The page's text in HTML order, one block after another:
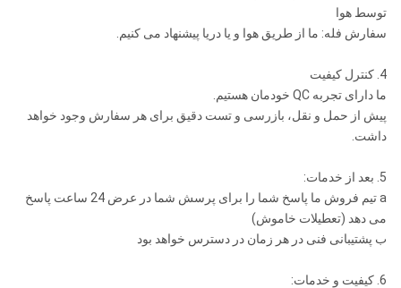
توسط هوا
سفارش فله: ما از طریق هوا و یا دریا پیشنهاد می کنیم.
4. کنترل کیفیت
ما دارای تجربه QC خودمان هستیم.
پیش از حمل و نقل، بازرسی و تست دقیق برای هر سفارش وجود خواهد
داشت.
5. بعد از خدمات:
a تیم فروش ما پاسخ شما را برای پرسش شما در عرض 24 ساعت پاسخ
می دهد (تعطیلات خاموش)
ب پشتیبانی فنی در هر زمان در دسترس خواهد بود
6. کیفیت و خدمات: